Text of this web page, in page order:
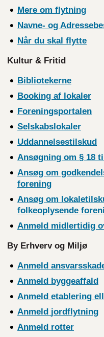
Mere om flytning
Navne- og
Når du skal flytte
Kultur & Fritid
Bibliotekerne
Booking af lokaler
Foreningsportalen
Selskabslokaler
Uddannelsestilskud
Ansøgning om § 18
Ansøg om
forening
Ansøg om
folkeoplysende
Anmeld midlertidig
By Erhverv og Miljø
Anmeld
Anmeld byggeaffald
Anmeld etablering
Anmeld jordflytning
Anmeld rotter